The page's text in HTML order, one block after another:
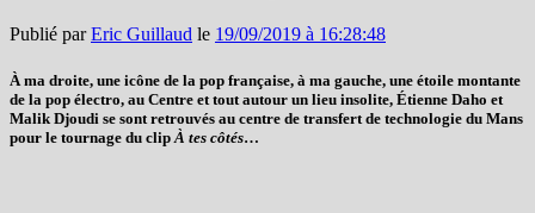
Publié parEric Guillaud le 19/09/2019 à 16:28:48
À ma droite, une icône de la pop française, à ma gauche, une étoile montante
de la pop électro, au Centre et tout autour un lieu insolite, Étienne Daho et
Malik Djoudi se sont retrouvés au centre de transfert de technologie du Mans
pour le tournage du clip À tes côtés…